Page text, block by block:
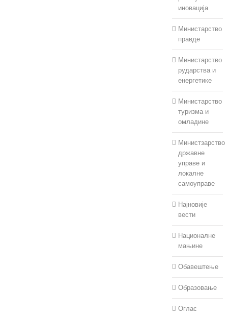
иновација
Министарство
правде
Министарство
рударства и
енергетике
Министарство
туризма и
омладине
Министзарство
државне
управе и
локалне
самоуправе
Најновије
вести
Националне
мањине
Обавештење
Образовање
Оглас